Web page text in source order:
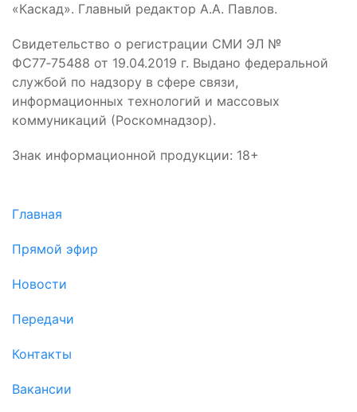
«Каскад». Главный редактор А.А. Павлов.
Свидетельство о регистрации СМИ ЭЛ №
ФС77‑75488 от 19.04.2019 г. Выдано федеральной
службой по надзору в сфере связи,
информационных технологий и массовых
коммуникаций (Роскомнадзор).
Знак информационной продукции: 18+
Главная
Прямой эфир
Новости
Передачи
Контакты
Вакансии